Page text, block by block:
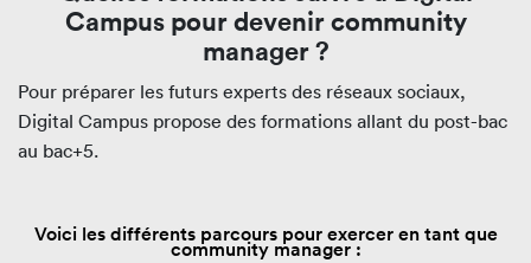
Campus pour devenir community
manager ?
Pour préparer les futurs experts des réseaux sociaux,
Digital Campus propose des formations allant du post-bac
au bac+5.
Voici les différents parcours pour exercer en tant que
community manager :